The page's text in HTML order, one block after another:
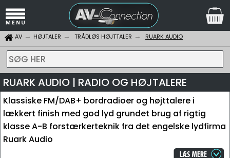
AV HØJTALER TRÅDLØS HØJTTALER RUARK AUDIO
SØG HER
RUARK AUDIO | RADIO OG HØJTALERE
Klassiske FM/DAB+ bordradioer og højttalere i
lækkert finish med god lyd grundet brug af rigtig
klasse A-B forstærkerteknik fra det engelske lydfirma
Ruark Audio